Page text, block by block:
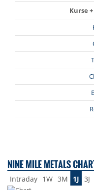
Kurse
NINE MILE METALS
Intraday 1W 3M 1J 3J